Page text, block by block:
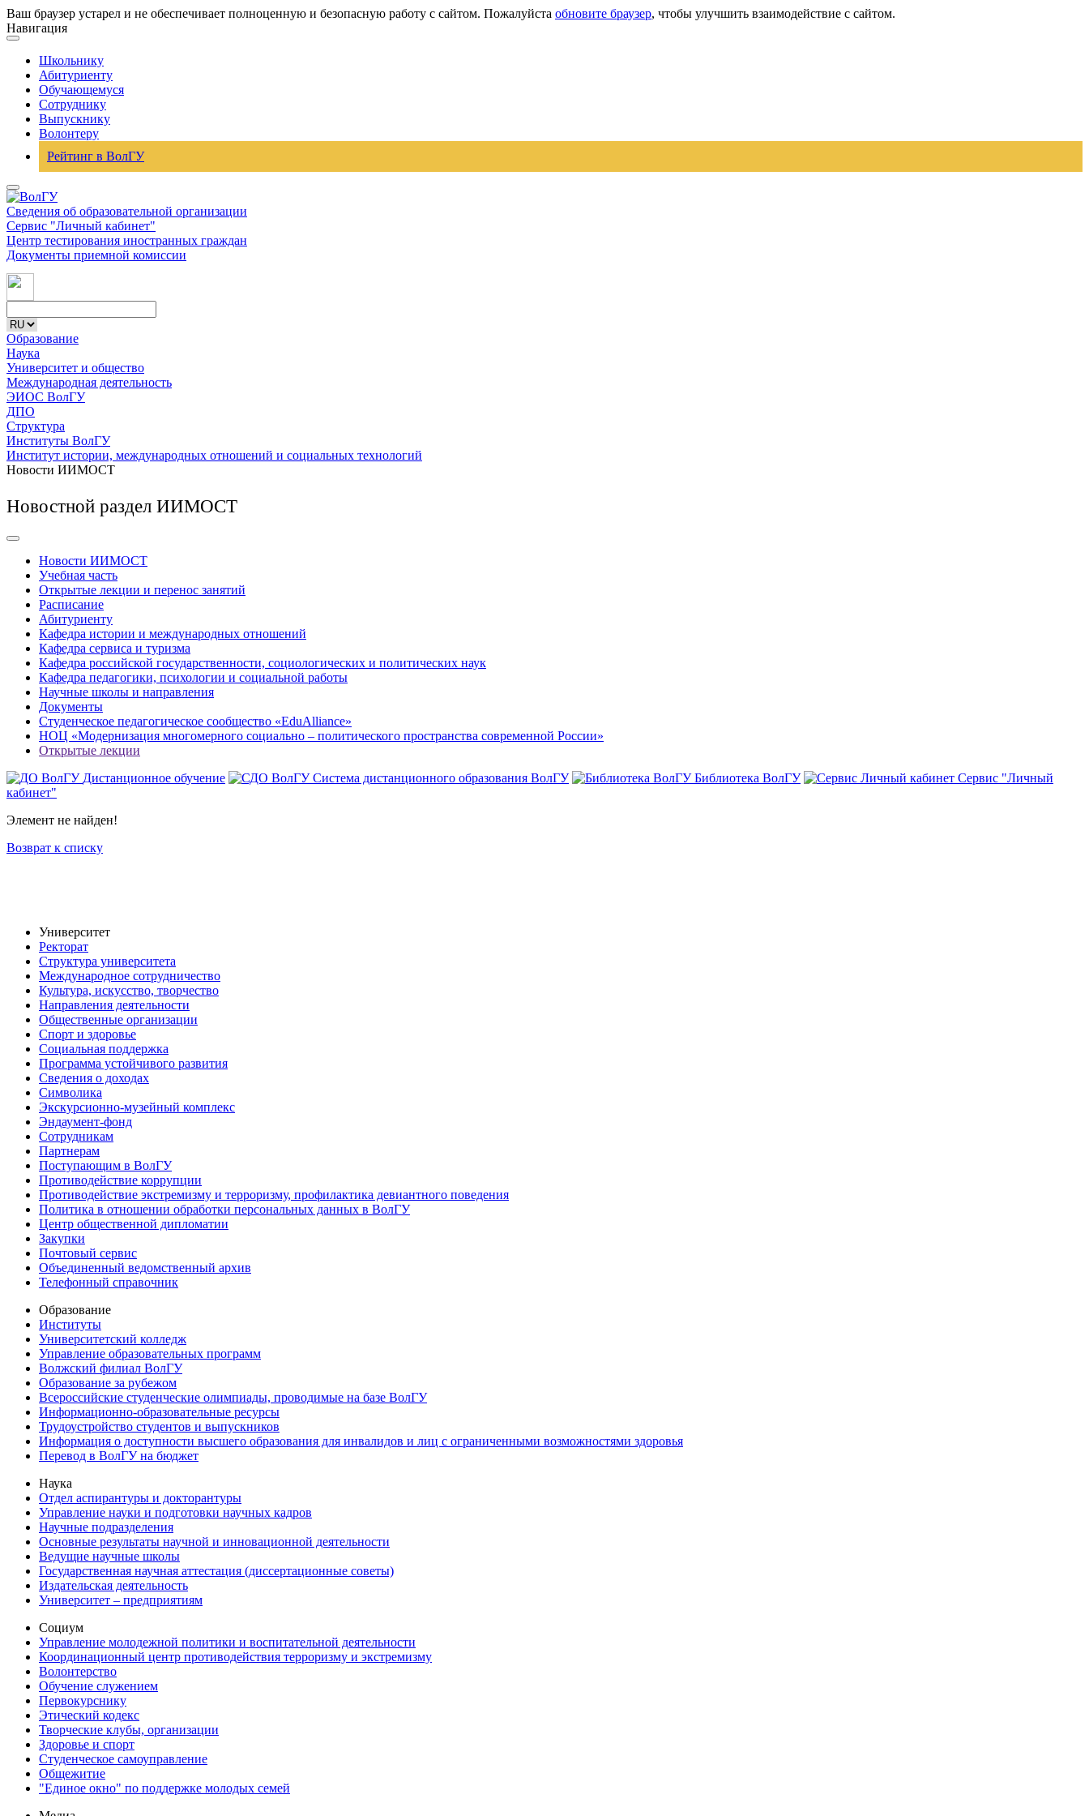
Ваш браузер устарел и не обеспечивает полноценную и безопасную работу с сайтом. Пожалуйста обновите браузер, чтобы улучшить взаимодействие с сайтом.
Навигация
Школьнику
Абитуриенту
Обучающемуся
Сотруднику
Выпускнику
Волонтеру
Рейтинг в ВолГУ
Сведения об образовательной организации
Сервис "Личный кабинет"
Центр тестирования иностранных граждан
Документы приемной комиссии
Образование
Наука
Университет и общество
Международная деятельность
ЭИОС ВолГУ
ДПО
Структура
Институты ВолГУ
Институт истории, международных отношений и социальных технологий
Новости ИИМОСТ
Новостной раздел ИИМОСТ
Новости ИИМОСТ
Учебная часть
Открытые лекции и перенос занятий
Расписание
Абитуриенту
Кафедра истории и международных отношений
Кафедра сервиса и туризма
Кафедра российской государственности, социологических и политических наук
Кафедра педагогики, психологии и социальной работы
Научные школы и направления
Документы
Студенческое педагогическое сообщество «EduAlliance»
НОЦ «Модернизация многомерного социально – политического пространства современной России»
Открытые лекции
Дистанционное обучение
Система дистанционного образования ВолГУ Библиотека ВолГУ
Сервис "Личный
кабинет"
Элемент не найден!
Возврат к списку
Университет
Ректорат
Структура университета
Международное сотрудничество
Культура, искусство, творчество
Направления деятельности
Общественные организации
Спорт и здоровье
Социальная поддержка
Программа устойчивого развития
Сведения о доходах
Символика
Экскурсионно-музейный комплекс
Эндаумент-фонд
Сотрудникам
Партнерам
Поступающим в ВолГУ
Противодействие коррупции
Противодействие экстремизму и терроризму, профилактика девиантного поведения
Политика в отношении обработки персональных данных в ВолГУ
Центр общественной дипломатии
Закупки
Почтовый сервис
Объединенный ведомственный архив
Телефонный справочник
Образование
Институты
Университетский колледж
Управление образовательных программ
Волжский филиал ВолГУ
Образование за рубежом
Всероссийские студенческие олимпиады, проводимые на базе ВолГУ
Информационно-образовательные ресурсы
Трудоустройство студентов и выпускников
Информация о доступности высшего образования для инвалидов и лиц с ограниченными возможностями здоровья
Перевод в ВолГУ на бюджет
Наука
Отдел аспирантуры и докторантуры
Управление науки и подготовки научных кадров
Научные подразделения
Основные результаты научной и инновационной деятельности
Ведущие научные школы
Государственная научная аттестация (диссертационные советы)
Издательская деятельность
Университет – предприятиям
Социум
Управление молодежной политики и воспитательной деятельности
Координационный центр противодействия терроризму и экстремизму
Волонтерство
Обучение служением
Первокурснику
Этический кодекс
Творческие клубы, организации
Здоровье и спорт
Студенческое самоуправление
Общежитие
"Единое окно" по поддержке молодых семей